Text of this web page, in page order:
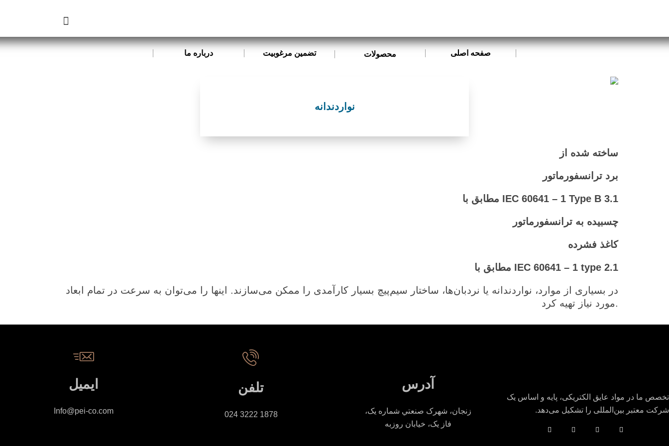
صفحه اصلی محصولات تضمین مرغوبیت درباره ما
نواردندانه
ساخته شده از
برد ترانسفورماتور
مطابق با IEC 60641 – 1 Type B 3.1
چسبیده به ترانسفورماتور
کاغذ فشرده
مطابق با IEC 60641 – 1 type 2.1
در بسیاری از موارد، نواردندانه یا نردبان‌ها، ساختار سیم‌پیچ بسیار کارآمدی را ممکن می‌سازند. اینها را می‌توان به سرعت در تمام ابعاد
مورد نیاز تهیه کرد.
تخصص ما در مواد عایق الکتریکی، پایه و اساس یک
شرکت معتبر بین‌المللی را تشکیل می‌دهد.
آدرس
زنجان، شهرک صنعتي شماره یک،
فاز يک، خيابان روزبه
تلفن
1878 3222 024
ایمیل
Info@pei-co.com